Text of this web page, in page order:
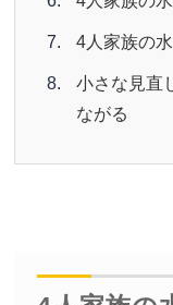
4人家族の
小さな見直
ながる